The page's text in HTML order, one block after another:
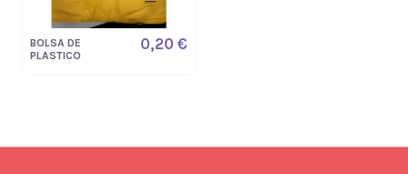
BOLSA DE
PLASTICO
0,20 €